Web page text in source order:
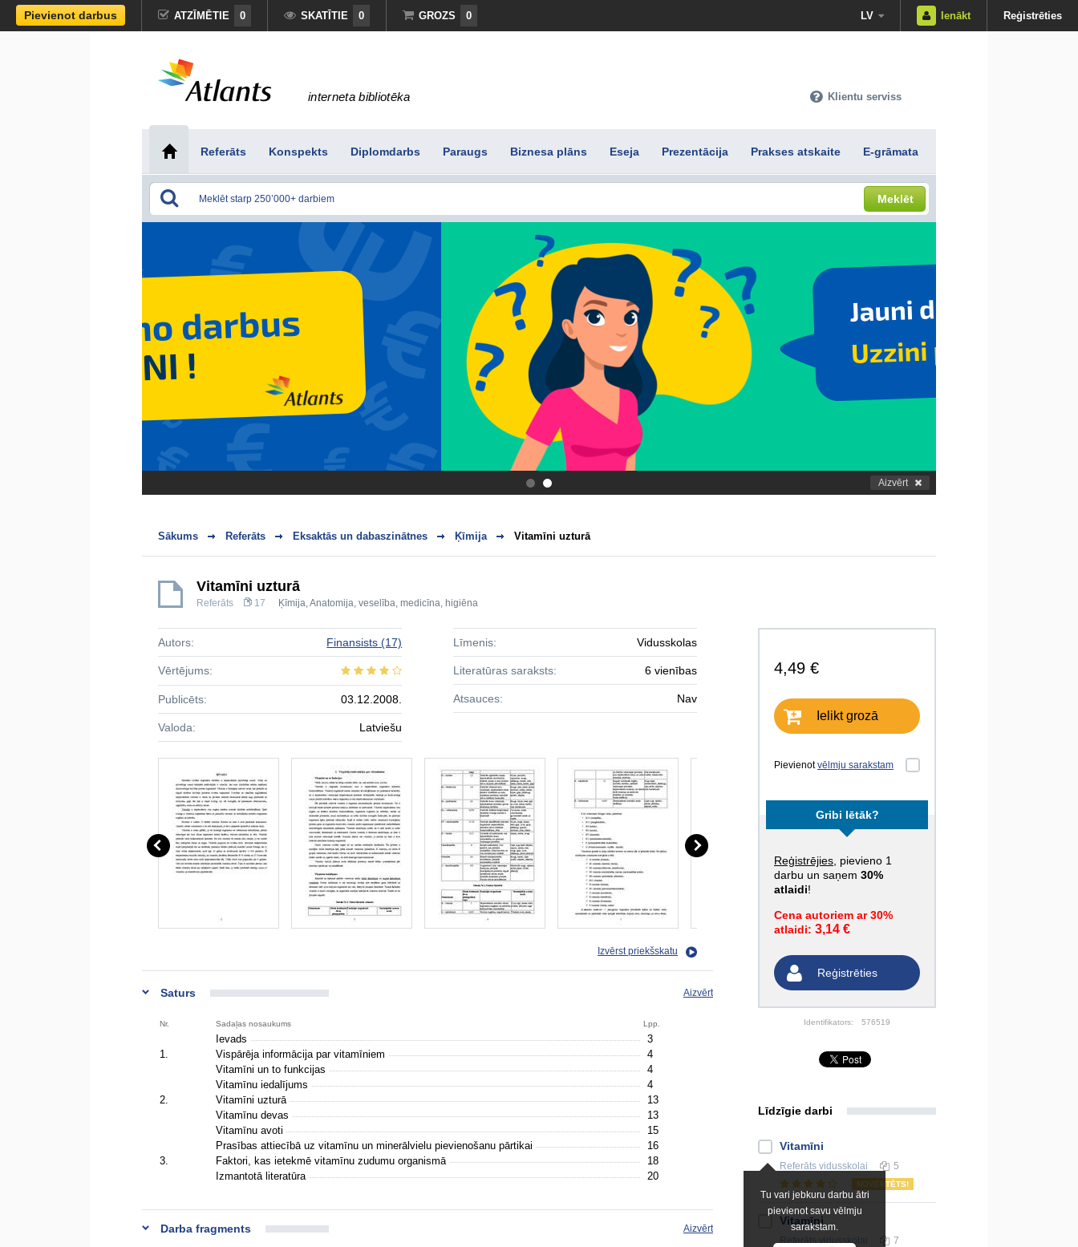
Pievienot darbus ATZĪMĒTIE 0 SKATĪTIE 0 GROZS 0 LV Ienākt Reģistrēties
interneta bibliotēka Klientu serviss
Referāts Konspekts Diplomdarbs Paraugs Biznesa plāns Eseja Prezentācija Prakses atskaite E-grāmata
Meklēt
. Aizvērt
Sākums Referāts Eksaktās un dabaszinātnes Ķīmija Vitamīni uzturā
Vitamīni uzturā
Referāts 17 Ķīmija,Anatomija, veselība, medicīna, higiēna
4,49 €
Ielikt grozā
Pievienotvēlmju sarakstam
Gribi lētāk?
Reģistrējies , pievieno 1
darbu un saņem 30%
atlaidi!
Cena autoriem ar 30%
atlaidi: 3,14 €
Reģistrēties
Identifikators: 576519
Autors: Finansists (17)
Vērtējums:
Publicēts: 03.12.2008.
Valoda: Latviešu
Līmenis: Vidusskolas
Literatūras saraksts: 6 vienības
Atsauces: Nav
Izvērst priekšskatu
Saturs Aizvērt
Nr. Sadaļas nosaukums Lpp.
Ievads
3
1.
Vispārēja informācija par vitamīniem
4
Vitamīni un to funkcijas
4
Vitamīnu iedalījums
4
2.
Vitamīni uzturā
13
Vitamīnu devas
13
Vitamīnu avoti
15
Prasības attiecībā uz vitamīnu un minerālvielu pievienošanu pārtikai
16
3.
Faktori, kas ietekmē vitamīnu zudumu organismā
18
Izmantotā literatūra
20
Darba fragments Aizvērt
Līdzīgie darbi
Tu vari jebkuru darbu ātri
pievienot savu vēlmju
sarakstam.
Vitamīni
Referāts vidusskolai 5
NOVĒRTĒTS!
Vitamīni
Referātsvidusskolai 7